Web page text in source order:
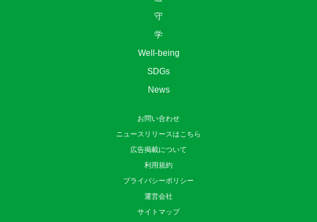
守
学
Well-being
SDGs
News
お問い合わせ
ニュースリリースはこちら
広告掲載について
利用規約
プライバシーポリシー
運営会社
サイトマップ